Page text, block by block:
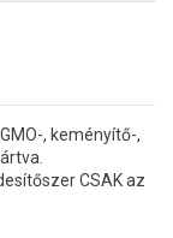
, keményítő-,
CSAK az